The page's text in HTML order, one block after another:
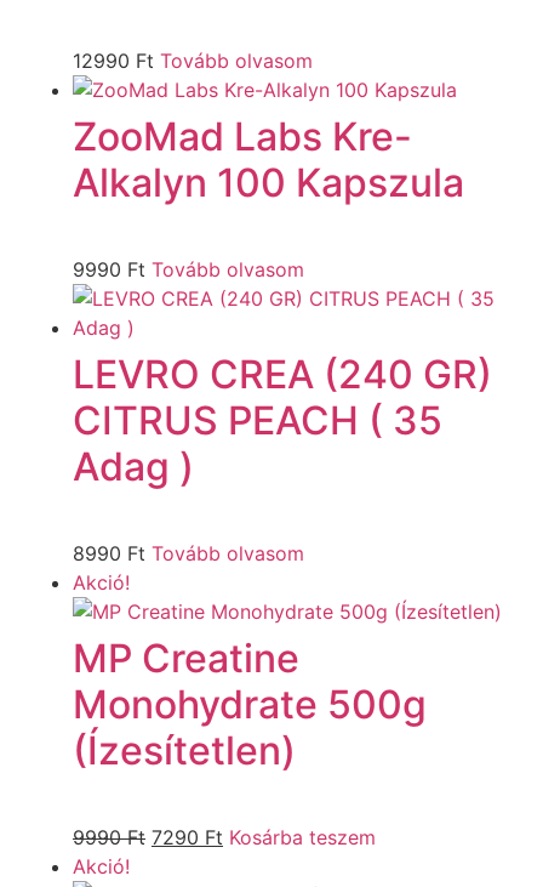
12990 Ft Tovább olvasom
ZooMad Labs Kre-
Alkalyn 100 Kapszula
9990 Ft Tovább olvasom
LEVRO CREA (240 GR)
CITRUS PEACH ( 35
Adag )
8990 Ft Tovább olvasom
Akció!
MP Creatine
Monohydrate 500g
(Ízesítetlen)
9990Ft 7290 Ft Kosárba teszem
Akció!